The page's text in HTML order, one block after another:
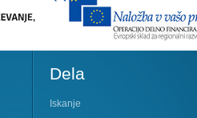
Dela
Iskanje